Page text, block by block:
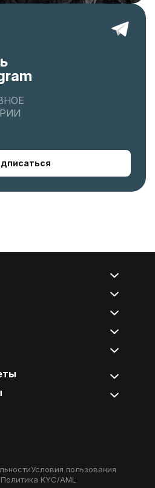
Условия пользования
Политика KYC/AML